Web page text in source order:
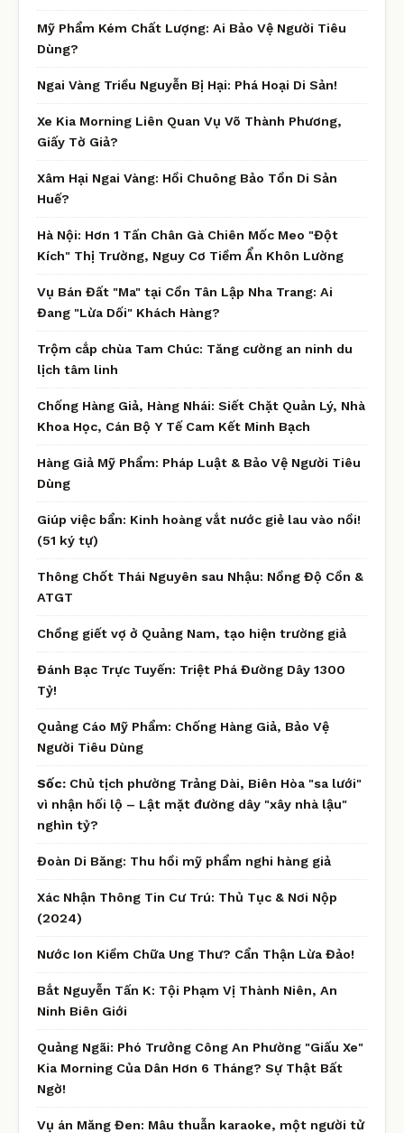
Mỹ Phẩm Kém Chất Lượng: Ai Bảo Vệ Người Tiêu
Dùng?
Ngai Vàng Triều Nguyễn Bị Hại: Phá Hoại Di Sản!
Xe Kia Morning Liên Quan Vụ Võ Thành Phương,
Giấy Tờ Giả?
Xâm Hại Ngai Vàng: Hồi Chuông Bảo Tồn Di Sản
Huế?
Hà Nội: Hơn 1 Tấn Chân Gà Chiên Mốc Meo "Đột
Kích" Thị Trường, Nguy Cơ Tiềm Ẩn Khôn Lường
Vụ Bán Đất "Ma" tại Cồn Tân Lập Nha Trang: Ai
Đang "Lừa Dối" Khách Hàng?
Trộm cắp chùa Tam Chúc: Tăng cường an ninh du
lịch tâm linh
Chống Hàng Giả, Hàng Nhái: Siết Chặt Quản Lý, Nhà
Khoa Học, Cán Bộ Y Tế Cam Kết Minh Bạch
Hàng Giả Mỹ Phẩm: Pháp Luật & Bảo Vệ Người Tiêu
Dùng
Giúp việc bẩn: Kinh hoàng vắt nước giẻ lau vào nồi!
(51 ký tự)
Thông Chốt Thái Nguyên sau Nhậu: Nồng Độ Cồn &
ATGT
Chồng giết vợ ở Quảng Nam, tạo hiện trường giả
Đánh Bạc Trực Tuyến: Triệt Phá Đường Dây 1300
Tỷ!
Quảng Cáo Mỹ Phẩm: Chống Hàng Giả, Bảo Vệ
Người Tiêu Dùng
Sốc: Chủ tịch phường Trảng Dài, Biên Hòa "sa lưới"
vì nhận hối lộ – Lật mặt đường dây "xây nhà lậu"
nghìn tỷ?
Đoàn Di Băng: Thu hồi mỹ phẩm nghi hàng giả
Xác Nhận Thông Tin Cư Trú: Thủ Tục & Nơi Nộp
(2024)
Nước Ion Kiềm Chữa Ung Thư? Cẩn Thận Lừa Đảo!
Bắt Nguyễn Tấn K: Tội Phạm Vị Thành Niên, An
Ninh Biên Giới
Quảng Ngãi: Phó Trưởng Công An Phường "Giấu Xe"
Kia Morning Của Dân Hơn 6 Tháng? Sự Thật Bất
Ngờ!
Vụ án Măng Đen: Mâu thuẫn karaoke, một người tử